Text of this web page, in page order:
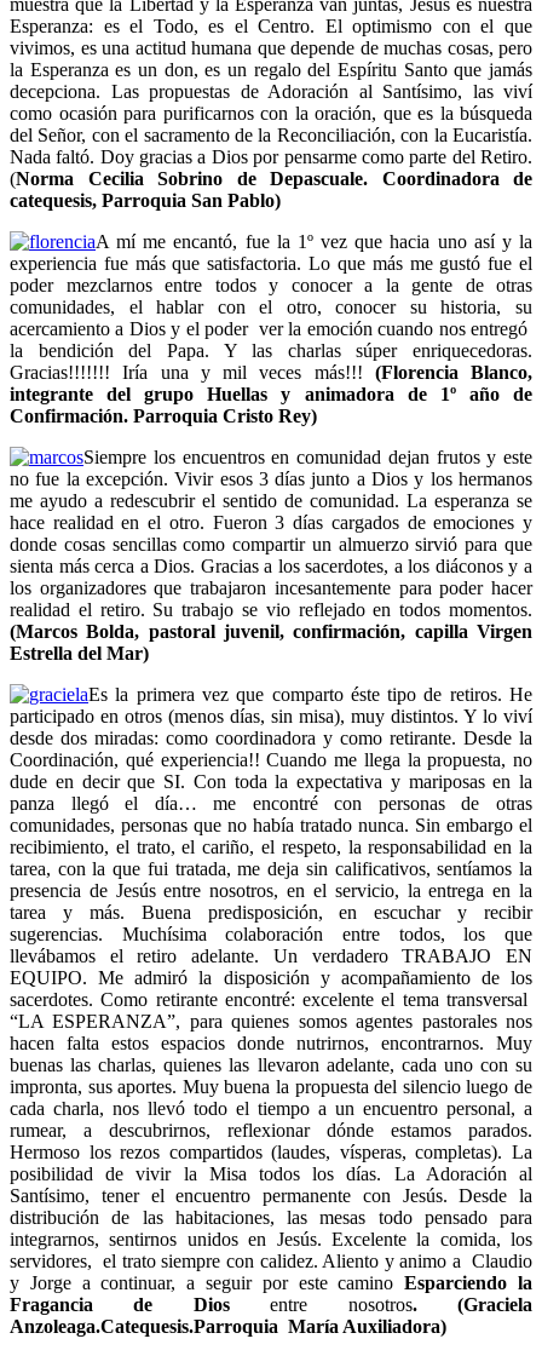
muestra que la Libertad y la Esperanza van juntas, Jesús es nuestra
Esperanza: es el Todo, es el Centro. El optimismo con el que
vivimos, es una actitud humana que depende de muchas cosas, pero
la Esperanza es un don, es un regalo del Espíritu Santo que jamás
decepciona. Las propuestas de Adoración al Santísimo, las viví
como ocasión para purificarnos con la oración, que es la búsqueda
del Señor, con el sacramento de la Reconciliación, con la Eucaristía.
Nada faltó. Doy gracias a Dios por pensarme como parte del Retiro.
(Norma Cecilia Sobrino de Depascuale. Coordinadora de
catequesis, Parroquia San Pablo)
A mí me encantó, fue la 1º vez que hacia uno así y la
experiencia fue más que satisfactoria. Lo que más me gustó fue el
poder mezclarnos entre todos y conocer a la gente de otras
comunidades, el hablar con el otro, conocer su historia, su
acercamiento a Dios y el poder ver la emoción cuando nos entregó
la bendición del Papa. Y las charlas súper enriquecedoras.
Gracias!!!!!!! Iría una y mil veces más!!! (Florencia Blanco,
integrante del grupo Huellas y animadora de 1º año de
Confirmación. Parroquia Cristo Rey)
Siempre los encuentros en comunidad dejan frutos y este
no fue la excepción. Vivir esos 3 días junto a Dios y los hermanos
me ayudo a redescubrir el sentido de comunidad. La esperanza se
hace realidad en el otro. Fueron 3 días cargados de emociones y
donde cosas sencillas como compartir un almuerzo sirvió para que
sienta más cerca a Dios. Gracias a los sacerdotes, a los diáconos y a
los organizadores que trabajaron incesantemente para poder hacer
realidad el retiro. Su trabajo se vio reflejado en todos momentos.
(Marcos Bolda, pastoral juvenil, confirmación, capilla Virgen
Estrella del Mar)
Es la primera vez que comparto éste tipo de retiros. He
participado en otros (menos días, sin misa), muy distintos. Y lo viví
desde dos miradas: como coordinadora y como retirante. Desde la
Coordinación, qué experiencia!! Cuando me llega la propuesta, no
dude en decir que SI. Con toda la expectativa y mariposas en la
panza llegó el día… me encontré con personas de otras
comunidades, personas que no había tratado nunca. Sin embargo el
recibimiento, el trato, el cariño, el respeto, la responsabilidad en la
tarea, con la que fui tratada, me deja sin calificativos, sentíamos la
presencia de Jesús entre nosotros, en el servicio, la entrega en la
tarea y más. Buena predisposición, en escuchar y recibir
sugerencias. Muchísima colaboración entre todos, los que
llevábamos el retiro adelante. Un verdadero TRABAJO EN
EQUIPO. Me admiró la disposición y acompañamiento de los
sacerdotes. Como retirante encontré: excelente el tema transversal
“LA ESPERANZA”, para quienes somos agentes pastorales nos
hacen falta estos espacios donde nutrirnos, encontrarnos. Muy
buenas las charlas, quienes las llevaron adelante, cada uno con su
impronta, sus aportes. Muy buena la propuesta del silencio luego de
cada charla, nos llevó todo el tiempo a un encuentro personal, a
rumear, a descubrirnos, reflexionar dónde estamos parados.
Hermoso los rezos compartidos (laudes, vísperas, completas). La
posibilidad de vivir la Misa todos los días. La Adoración al
Santísimo, tener el encuentro permanente con Jesús. Desde la
distribución de las habitaciones, las mesas todo pensado para
integrarnos, sentirnos unidos en Jesús. Excelente la comida, los
servidores, el trato siempre con calidez. Aliento y animo a Claudio
y Jorge a continuar, a seguir por este caminoEsparciendo la
Fragancia de Diosentre nosotros. (Graciela
Anzoleaga.Catequesis.Parroquia María Auxiliadora)